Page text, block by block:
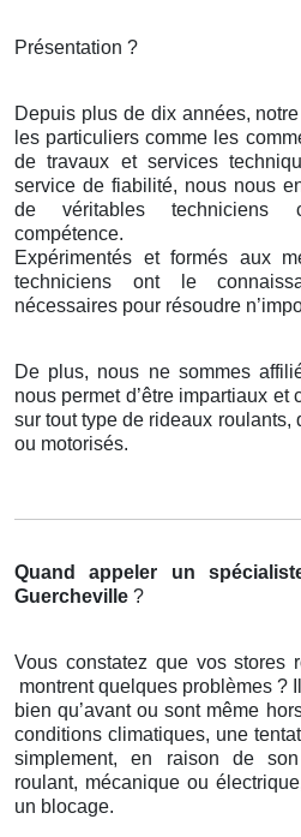
Présentation ?
Depuis plus de dix années,
les particuliers comme les
de travaux et services
service de fiabilité, nous nous
de véritables techniciens
compétence.
Expérimentés et formés aux
techniciens ont le
nécessaires pour résoudre
De plus, nous ne sommes
nous permet d’être impartiaux et
sur tout type de rideaux roulants,
ou motorisés.
Quand appeler un
Guercheville ?
Vous constatez que vos stores
montrent quelques problèmes ?
bien qu’avant ou sont même
conditions climatiques, une
simplement, en raison de
roulant, mécanique ou
un blocage.